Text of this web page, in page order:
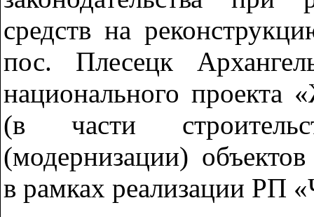
средств на
пос. Плесецк
национального проекта
(в части
(модернизации)
в рамках реализации РП